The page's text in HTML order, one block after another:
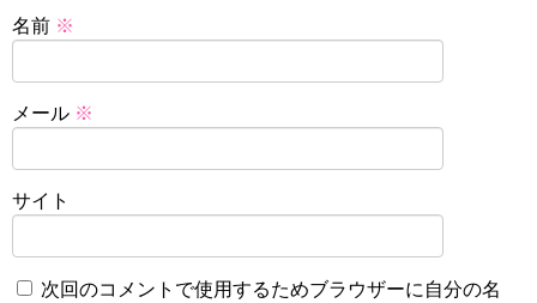
名前 ※
メール ※
サイト
次回のコメントで使用するためブラウザーに自分の名